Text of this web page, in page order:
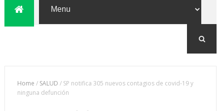
Home / SALUD / SP notifica 305 nuevos contagios de covid-19 y
ninguna defunción